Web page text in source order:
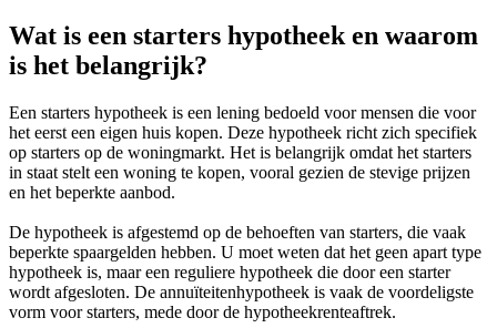
Wat is een starters hypotheek en waarom
is het belangrijk?
Een starters hypotheek is een lening bedoeld voor mensen die voor
het eerst een eigen huis kopen. Deze hypotheek richt zich specifiek
op starters op de woningmarkt. Het is belangrijk omdat het starters
in staat stelt een woning te kopen, vooral gezien de stevige prijzen
en het beperkte aanbod.
De hypotheek is afgestemd op de behoeften van starters, die vaak
beperkte spaargelden hebben. U moet weten dat het geen apart type
hypotheek is, maar een reguliere hypotheek die door een starter
wordt afgesloten. De annuïteitenhypotheek is vaak de voordeligste
vorm voor starters, mede door de hypotheekrenteaftrek.